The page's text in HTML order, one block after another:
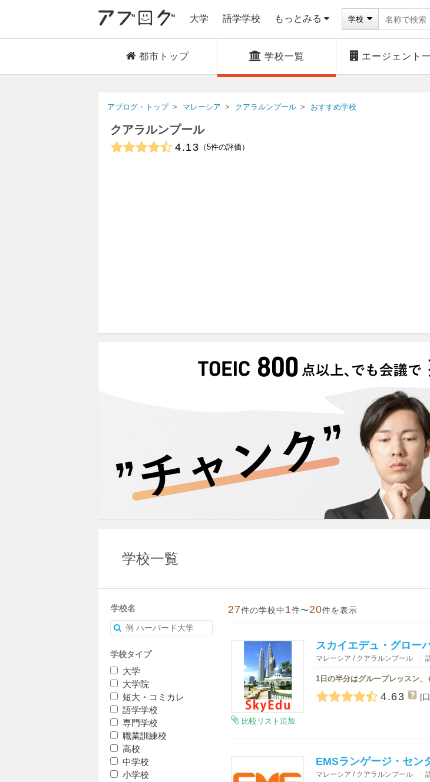
大学 語学学校 もっとみる 学校
都市トップ 学校一覧 エージェント
アブログ・トップ マレーシア クアラルンプール おすすめ学校
クアラルンプール
4.13 5件の評価
学校一覧
27件の学校中 1件〜20件を表示
スカイエデュ・グロー
マレーシア / クアラルンプール
4.63 [
比較リスト追加
EMSランゲージ・セン
マレーシア / クアラルンプール
学校名
学校タイプ
大学
大学院
短大・コミカレ
語学学校
専門学校
職業訓練校
高校
中学校
小学校